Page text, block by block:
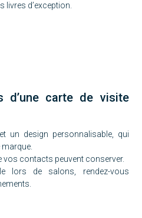
livres d’exception.
d’une carte de visite
un design personnalisable, qui
vos contacts peuvent conserver.
lors de salons, rendez-vous